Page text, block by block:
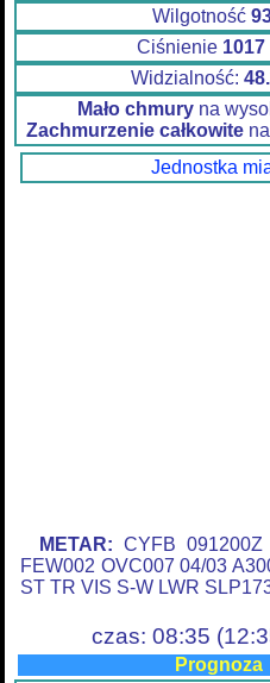
Wilgotność
Ciśnienie 1017
Widzialność:
Mało chmuryna
Zachmurzenie całkowite
Jednostka
METAR: CYFB 091200Z
FEW002 OVC007 04/03
ST TR VIS S-W LWR
czas: 08:35
Prognoza